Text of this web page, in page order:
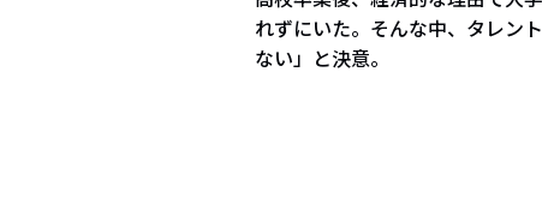
れずにいた。そんな中、タレン
ない」と決意。